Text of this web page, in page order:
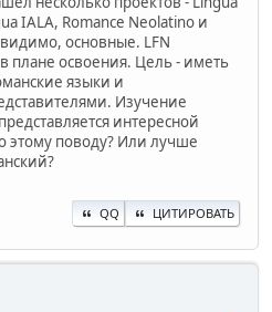
IALA, Romance Neolatino и
основные. LFN
плане освоения. Цель - иметь
языки и
Изучение
интересной
этому поводу? Или лучше
QQ ЦИТИРОВАТЬ